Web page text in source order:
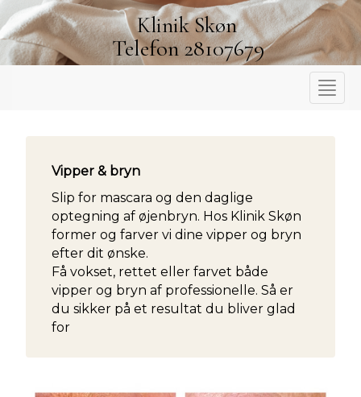
Telefon 28107679
Klinik Skøn
Toggle
Vipper & bryn
Slip for mascara og den daglige
optegning af øjenbryn. Hos Klinik Skøn
former og farver vi dine vipper og bryn
efter dit ønske.
Få vokset, rettet eller farvet både
vipper og bryn af professionelle. Så er
du sikker på et resultat du bliver glad
for